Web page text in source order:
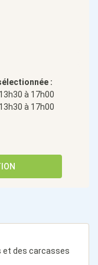
:
à 17h00
à 17h00
et des carcasses